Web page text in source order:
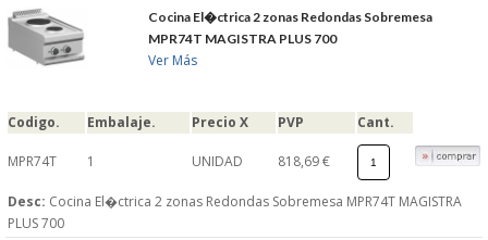
Cocina El�ctrica 2 zonas Redondas Sobremesa
MPR74T MAGISTRA PLUS 700
Ver Más
Codigo. Embalaje. Precio X PVP Cant.
MPR74T 1 UNIDAD 818,69 €
Desc: Cocina El�ctrica 2 zonas Redondas Sobremesa MPR74T MAGISTRA
PLUS 700